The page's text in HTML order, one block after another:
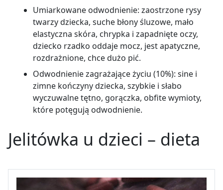
Umiarkowane odwodnienie: zaostrzone rysy
twarzy dziecka, suche błony śluzowe, mało
elastyczna skóra, chrypka i zapadnięte oczy,
dziecko rzadko oddaje mocz, jest apatyczne,
rozdrażnione, chce dużo pić.
Odwodnienie zagrażające życiu (10%): sine i
zimne kończyny dziecka, szybkie i słabo
wyczuwalne tętno, gorączka, obfite wymioty,
które potęgują odwodnienie.
Jelitówka u dzieci – dieta